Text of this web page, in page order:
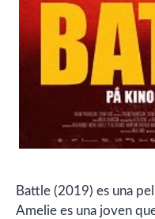
Battle (2019) es una
Amelie es una joven